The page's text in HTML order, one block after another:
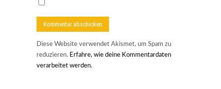
Diese Website verwendet Akismet, um Spam zu
reduzieren. Erfahre, wie deine Kommentardaten
verarbeitet werden.